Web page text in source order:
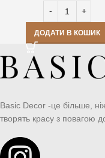
ДОДАТИ В КОШИК
Basic Decor -це більше,
творять красу з повагою